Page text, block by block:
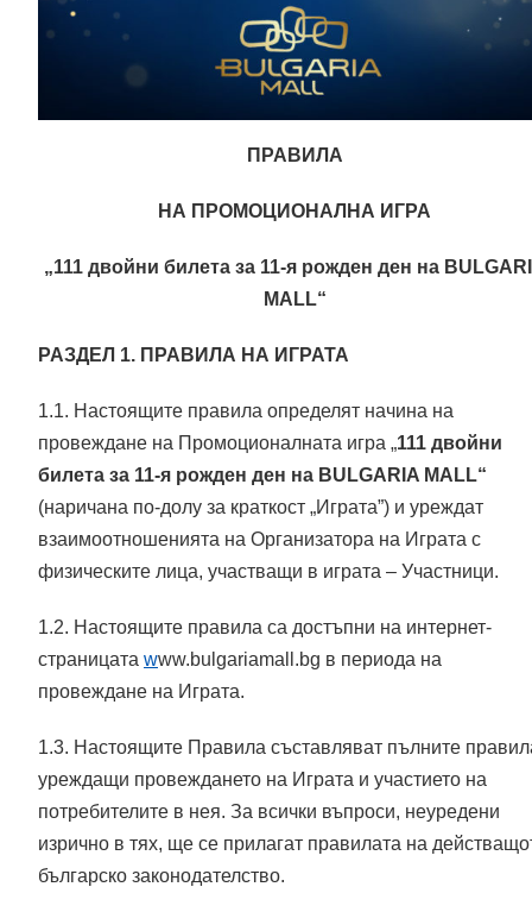
ПРАВИЛА
НА ПРОМОЦИОНАЛНА ИГРА
„111 двойни билетa за 11-я рожден ден на
MALL“
РАЗДЕЛ 1. ПРАВИЛА НА ИГРАТА
1.1. Настоящите правила определят начина на
провеждане на Промоционалната игра „111 двойни
билетa за 11-я рожден ден на BULGARIA MALL“
(наричана по-долу за краткост „Играта”) и уреждат
взаимоотношенията на Организатора на Играта с
физическите лица, участващи в играта – Участници.
1.2. Настоящите правила са достъпни на интернет-
страницата www.bulgariamall.bg в периода на
провеждане на Играта.
1.3. Настоящите Правила съставляват пълните
уреждащи провеждането на Играта и участието на
потребителите в нея. За всички въпроси, неуредени
изрично в тях, ще се прилагат правилата на
българско законодателство.